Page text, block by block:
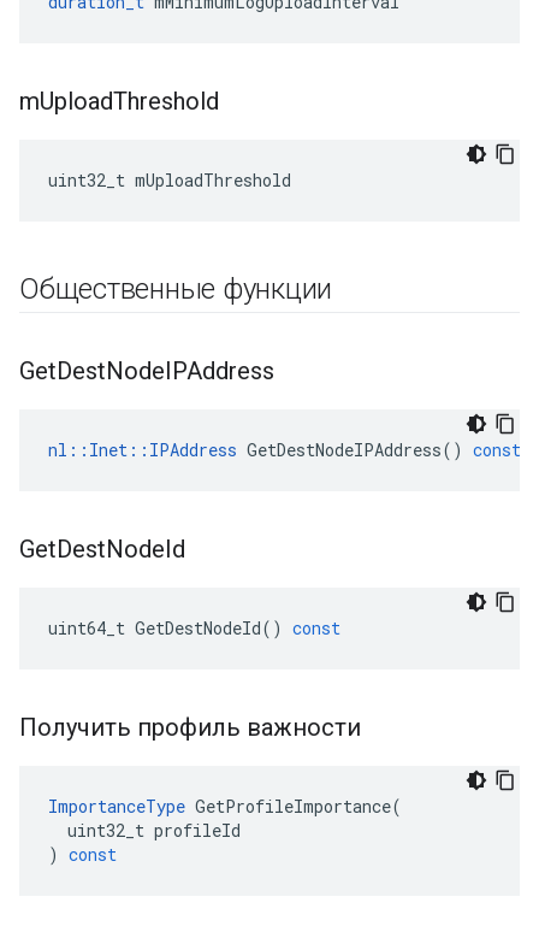
mUploadThreshold
uint32_t mUploadThreshold
Общественные функции
GetDestNodeIPAddress
nl :: Inet :: IPAddress GetDestNodeIPAddress() const
GetDestNodeId
uint64_t GetDestNodeId() const
Получить профиль важности
ImportanceType GetProfileImportance(
uint32_t profileId
) const